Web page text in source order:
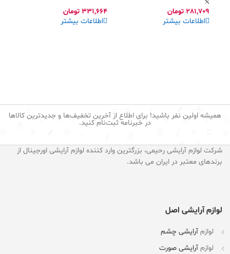
saç Bakım Kremi
281,709 تومان
اطلاعات بیشتر
331,664 تومان
اطلاعات بیشتر
همیشه اولین نفر باشید! برای اطلاع از آخرین تخفیف‌ها و جدیدترین کالاها
در خبرنامه ثبت‌نام کنید.
شرکت لوازم آرایشی رحیمی، بزرگترین وارد کننده لوازم آرایشی اورجینال از
برندهای معتبر در ایران می باشد.
لوازم آرایشی اصل
لوازم آرایشی چشم
لوازم آرایشی صورت